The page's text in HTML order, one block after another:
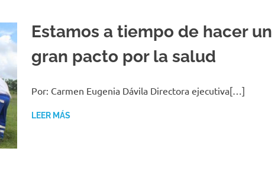
Estamos a tiempo de hacer un
gran pacto por la salud
Por: Carmen Eugenia Dávila Directora ejecutiva[…]
LEER MÁS